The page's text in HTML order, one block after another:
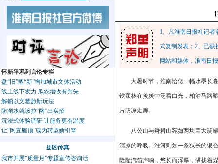
怀新平系列言论专栏
盘“旧”塑“新”增加城市文体活动
线上线下发力 瓜农增收有奔头
解锁以文塑旅新玩法
防溺水就该拉“网”出实招
沉浸式体验调研 让服务更有温度
让“闲置屋顶”成为转型新引擎
县区传真
我市开展“质量月”专题宣传咨询活
1、凡淮南日报社记
式复制发表；2、已获
网站和媒体，淮南日
大暑时节，淮南恰似一幅水墨长
铁森林在炎炎中泛着白光，柏油马路
片阴凉走廊。
八公山与舜耕山宛如两块巨大翡
清凉的呼吸。淮河则如一条狭长的银
隆隆汽笛声响，悠长而浑厚，满载着